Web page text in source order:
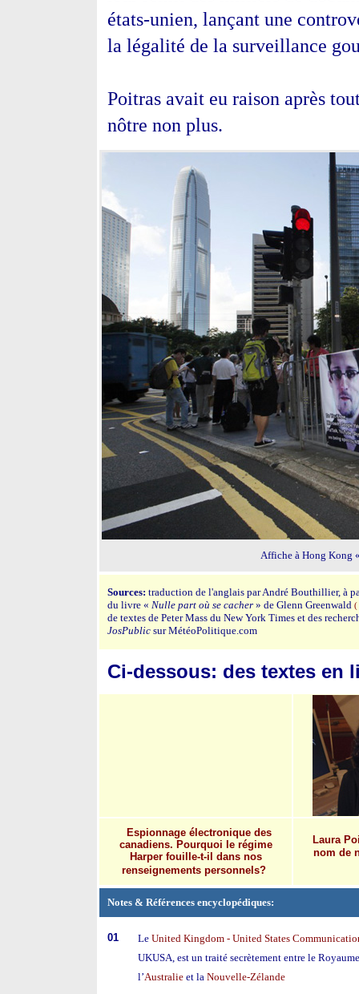
états-unien, lançant une
la légalité de la surveillance
Poitras avait eu raison après
nôtre non plus.
Affiche à Hong Kong
Sources: traduction de l'anglais par André Bouthillier, à
du livre « Nulle part où se cacher » de Glenn Greenwald (
de textes de Peter Mass du New York Times et des
JosPublic sur MétéoPolitique.com
Ci-dessous: des textes en
Espionnage électronique des
canadiens. Pourquoi le régime
Harper fouille-t-il dans nos
renseignements personnels?
Laura
nom de
Notes & Références encyclopédiques:
01 Le United Kingdom - United States
UKUSA, est un traité secrètement entre le
l’Australie et la Nouvelle-Zélande